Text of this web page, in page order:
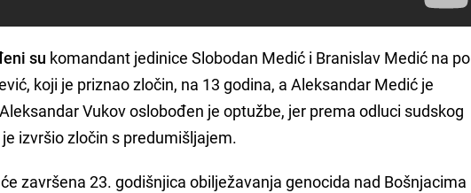
su komandant jedinice Slobodan Medić i Branislav Medić na po
koji je priznao zločin, na 13 godina, a Aleksandar Medić je
Vukov oslobođen je optužbe, jer prema odluci sudskog
izvršio zločin s predumišljajem.
završena 23. godišnjica obilježavanja genocida nad Bošnjacima